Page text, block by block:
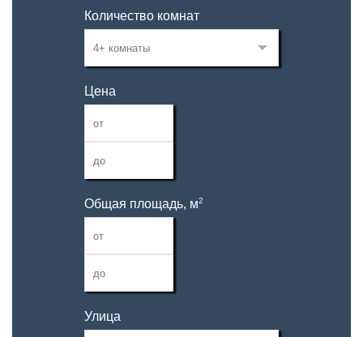
Количество комнат
Цена
—
Общая площадь, м2
—
Улица